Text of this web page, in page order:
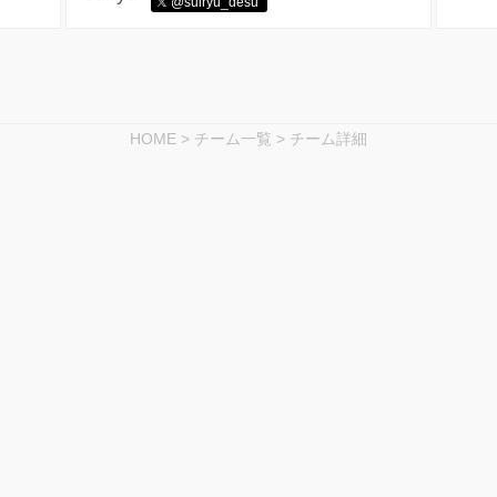
HOME > チーム一覧 > チーム詳細